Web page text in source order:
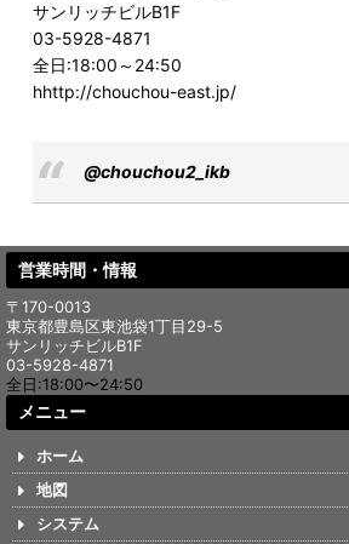
サンリッチビルB1F
03-5928-4871
全日:18:00～24:50
hhttp://chouchou-east.jp/
@chouchou2_ikb
営業時間・情報
〒170-0013
東京都豊島区東池袋1丁目29-5
サンリッチビルB1F
03-5928-4871
全日:18:00〜24:50
メニュー
ホーム
地図
システム